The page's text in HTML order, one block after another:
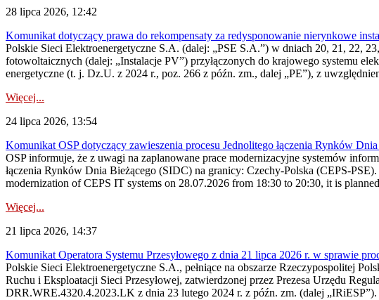
28 lipca 2026, 12:42
Komunikat dotyczący prawa do rekompensaty za redysponowanie nierynkowe
Polskie Sieci Elektroenergetyczne S.A. (dalej: „PSE S.A.”) w dniach 20, 21, 22,
fotowoltaicznych (dalej: „Instalacje PV”) przyłączonych do krajowego systemu
energetyczne (t. j. Dz.U. z 2024 r., poz. 266 z późn. zm., dalej „PE”), z
Więcej...
24 lipca 2026, 13:54
Komunikat OSP dotyczący zawieszenia procesu Jednolitego łączenia Rynków
OSP informuje, że z uwagi na zaplanowane prace modernizacyjne systemów
łączenia Rynków Dnia Bieżącego (SIDC) na granicy: Czechy-Polska (CEPS-
modernization of CEPS IT systems on 28.07.2026 from 18:30 to 20:30, it is
Więcej...
21 lipca 2026, 14:37
Komunikat Operatora Systemu Przesyłowego z dnia 21 lipca 2026 r. w sprawie
Polskie Sieci Elektroenergetyczne S.A., pełniące na obszarze Rzeczypospolitej
Ruchu i Eksploatacji Sieci Przesyłowej, zatwierdzonej przez Prezesa Urzędu
DRR.WRE.4320.4.2023.LK z dnia 23 lutego 2024 r. z późn. zm. (dalej